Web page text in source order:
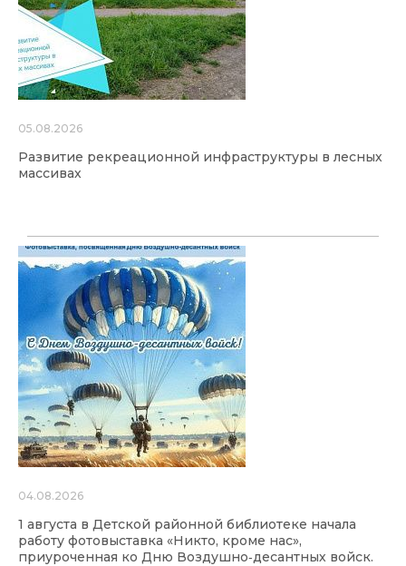
05.08.2026
Развитие рекреационной инфраструктуры в лесных
массивах
04.08.2026
1 августа в Детской районной библиотеке начала
работу фотовыставка «Никто, кроме нас»,
приуроченная ко Дню Воздушно‑десантных войск.